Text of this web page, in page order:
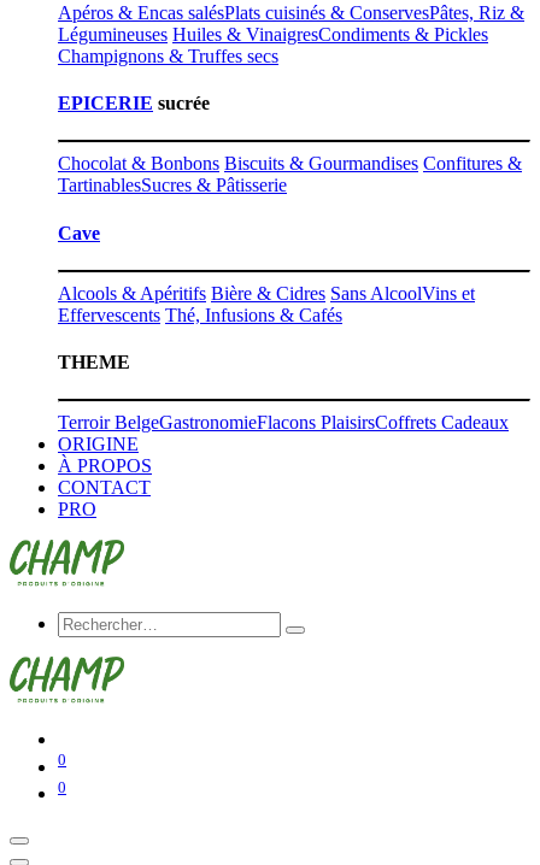
Apéros & Encas salésPlats cuisinés & ConservesPâtes, Riz &
Légumineuses Huiles & VinaigresCondiments & Pickles
Champignons & Truffes secs
EPICERIE sucrée
Chocolat & Bonbons Biscuits & Gourmandises Confitures &
TartinablesSucres & Pâtisserie
Cave
Alcools & Apéritifs Bière & Cidres Sans AlcoolVins et
Effervescents Thé, Infusions & Cafés
THEME
Terroir BelgeGastronomieFlacons PlaisirsCoffrets Cadeaux
ORIGINE
À PROPOS
CONTACT
PRO
0
0